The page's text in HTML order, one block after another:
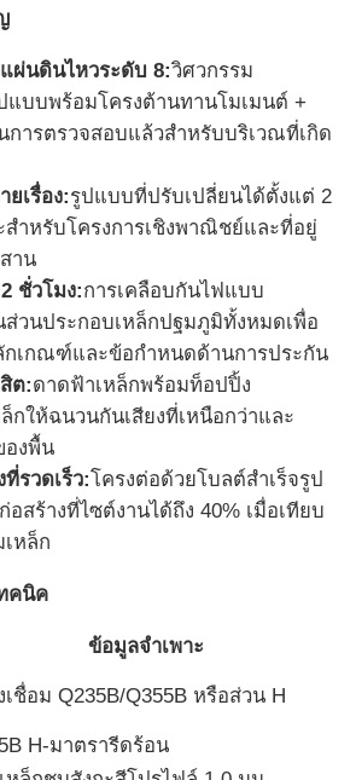
บา
หล็ก
บัติการโครงสร้างเหล็ก
ผ่นดินไหวระดับ 8:วิศวกรรม
แบบพร้อมโครงต้านทานโมเมนต์ +
การตรวจสอบแล้วสำหรับบริเวณที่เกิด
เรื่อง:รูปแบบที่ปรับเปลี่ยนได้ตั้งแต่ 2
สำหรับโครงการเชิงพาณิชย์และที่อยู่
าน
ชั่วโมง:การเคลือบกันไฟแบบ
ส่วนประกอบเหล็กปฐมภูมิทั้งหมดเพื่อ
กเกณฑ์และข้อกำหนดด้านการประกัน
ต:ดาดฟ้าเหล็กพร้อมท็อปปิ้ง
กให้ฉนวนกันเสียงที่เหนือกว่าและ
องพื้น
ที่รวดเร็ว:โครงต่อด้วยโบลต์สำเร็จรูป
อสร้างที่ไซต์งานได้ถึง 40% เมื่อเทียบ
หล็ก
คนิค
ข้อมูลจำเพาะ
เชื่อม Q235B/Q355B หรือส่วน H
H-มาตรารีดร้อน